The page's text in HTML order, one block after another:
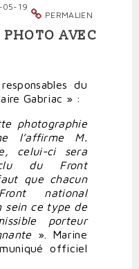
PERMALIEN
05-19
AVEC
du
Gabriac » :
photographie
l’affirme M.
celui-ci sera
du Front
que chacun
national
sein ce type de
porteur
». Marine
officiel